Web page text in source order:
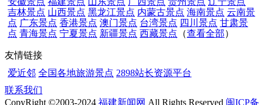
吉林景点 山西景点 黑龙江景点 内蒙古景点 海南景点 云南景
点 广东景点 香港景点 澳门景点 台湾景点 四川景点 甘肃景
点 青海景点 宁夏景点 新疆景点 西藏景点 （查看全部）
友情链接
爱近邻 全国各地旅游景点 2898站长资源平台
联系我们
CopyRight ©2003-2024 福建新闻网 All Rights Reserved 闽ICP备